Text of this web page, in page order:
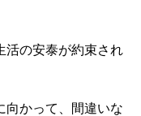
活の安泰が約束され
向かって、間違いな